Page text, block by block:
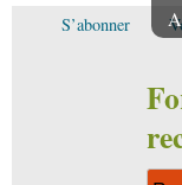
S’abonner